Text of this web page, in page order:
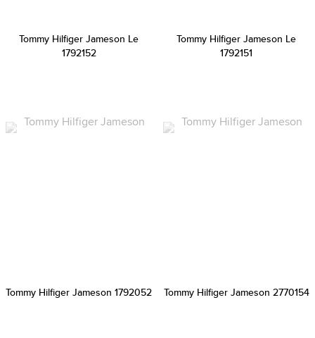
Tommy Hilfiger Jameson Le
1792152
Tommy Hilfiger Jameson Le
1792151
Tommy Hilfiger Jameson 1792052 Tommy Hilfiger Jameson 2770154